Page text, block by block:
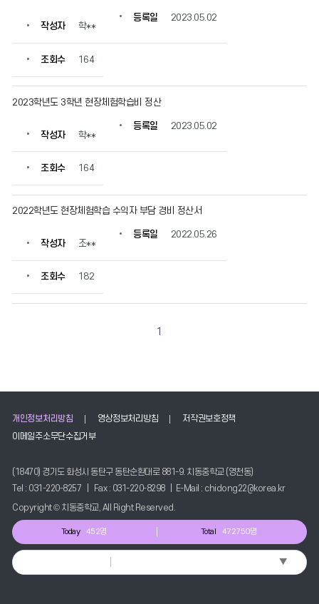
수
니
다.
작성자 학**
등록일 2023.05.02
조회수 164
2023학년도 3학년 현장체험학습비 정산
작성자 학**
등록일 2023.05.02
조회수 164
2022학년도 현장체험학습 수익자 부담 경비 정산서
작성자 조**
등록일 2022.05.26
조회수 182
1
개인정보처리방침 영상정보처리방침
저작권보호정책
이메일주소무단수집거부
(18470) 경기도 화성시 동탄구 동탄순환대로 881-9. 치동중학교 (영천동)
Tel : 031-220-8257 | Fax : 031-220-8298 | E-Mail : chidong22@korea.kr
Copyright © 치동중학교, All Right Reserved.
Today 452명 Total 472750명
▼